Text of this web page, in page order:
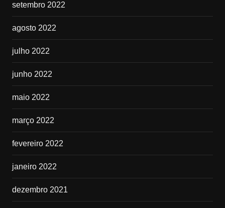
setembro 2022
agosto 2022
julho 2022
junho 2022
maio 2022
março 2022
fevereiro 2022
janeiro 2022
dezembro 2021